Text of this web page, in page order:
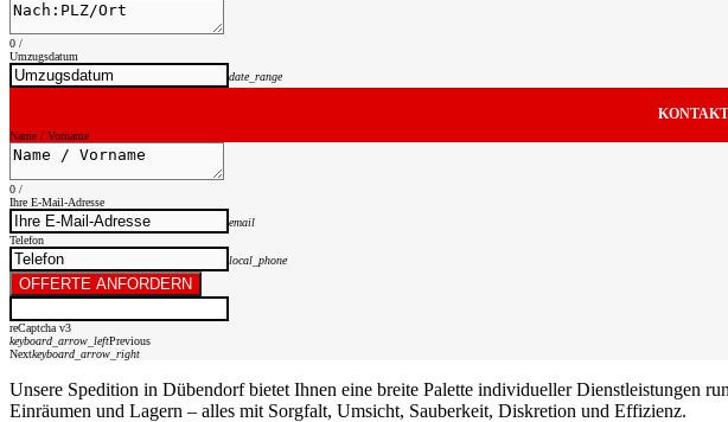
0 /
Umzugsdatum
date_range
Name / Vorname
0 /
Ihre E-Mail-Adresse
email
Telefon
local_phone
OFFERTE ANFORDERN
reCaptcha v3
keyboard_arrow_leftPrevious
Nextkeyboard_arrow_right
Unsere Spedition in Dübendorf bietet Ihnen eine breite Palette individueller Dienstleistungen
Einräumen und Lagern – alles mit Sorgfalt, Umsicht, Sauberkeit, Diskretion und Effizienz.